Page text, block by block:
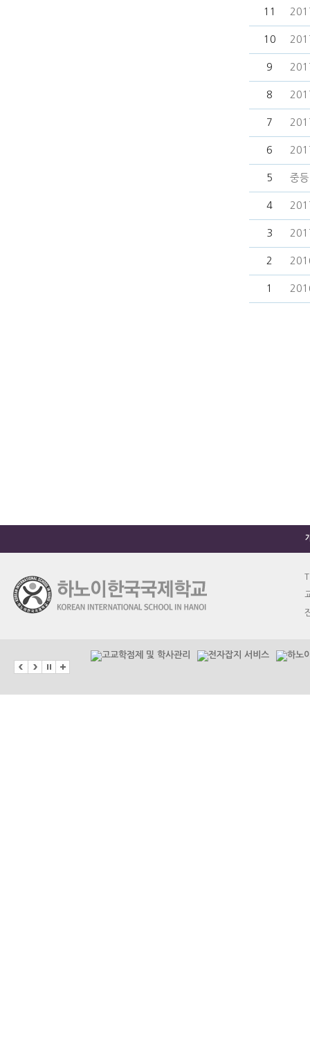
11
10
9
8
7
6
5 중
4
3
2
1